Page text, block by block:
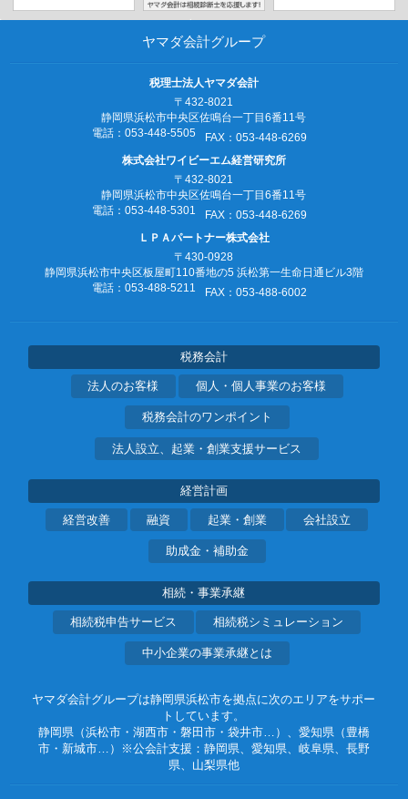
ヤマダ会計グループ
税理士法人ヤマダ会計
〒432-8021
静岡県浜松市中央区佐鳴台一丁目6番11号
電話：053‐448‐5505
FAX：053‐448‐6269
株式会社ワイビーエム経営研究所
〒432-8021
静岡県浜松市中央区佐鳴台一丁目6番11号
電話：053‐448‐5301
FAX：053‐448‐6269
ＬＰＡパートナー株式会社
〒430-0928
静岡県浜松市中央区板屋町110番地の5 浜松第一生命日通ビル3階
電話：053‐488‐5211
FAX：053‐488‐6002
税務会計
法人のお客様 個人・個人事業のお客様
税務会計のワンポイント
法人設立、起業・創業支援サービス
経営計画
経営改善 融資 起業・創業 会社設立
助成金・補助金
相続・事業承継
相続税申告サービス 相続税シミュレーション
中小企業の事業承継とは
ヤマダ会計グループは静岡県浜松市を拠点に次のエリアをサポー
トしています。
静岡県（浜松市・湖西市・磐田市・袋井市…）、愛知県（豊橋
市・新城市…）※公会計支援：静岡県、愛知県、岐阜県、長野
県、山梨県他